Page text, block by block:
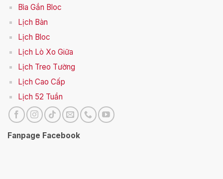
Bìa Gắn Bloc
Lịch Bàn
Lịch Bloc
Lịch Lò Xo Giữa
Lịch Treo Tường
Lịch Cao Cấp
Lịch 52 Tuần
Fanpage Facebook